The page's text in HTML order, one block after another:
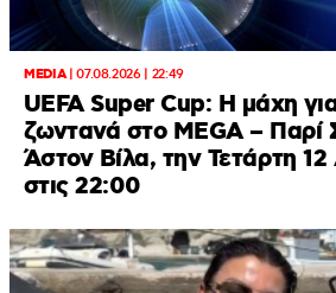
MEDIA|07.08.2026 | 22:49
UEFA Super Cup: Η μάχη
ζωντανά στο MEGA – Παρί
Άστον Βίλα, την Τετάρτη
στις 22:00